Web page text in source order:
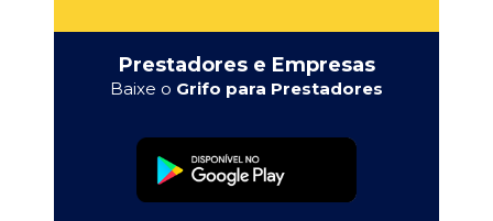
Prestadores e Empresas
Baixe o Grifo para Prestadores